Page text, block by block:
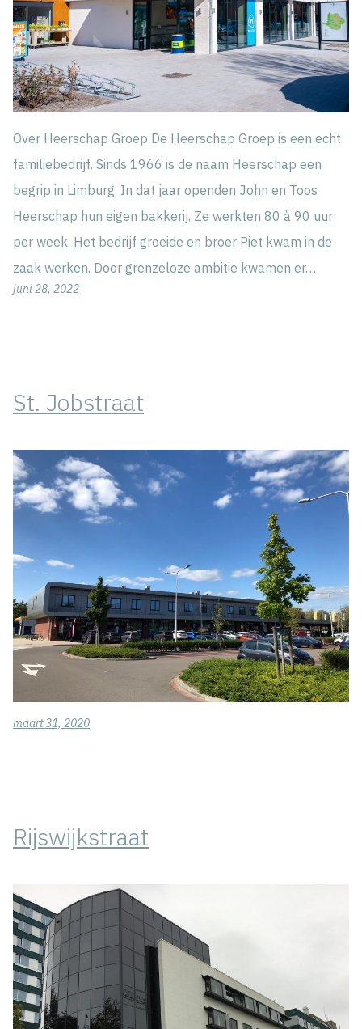
Over Heerschap Groep De Heerschap Groep is een echt
familiebedrijf. Sinds 1966 is de naam Heerschap een
begrip in Limburg. In dat jaar openden John en Toos
Heerschap hun eigen bakkerij. Ze werkten 80 à 90 uur
per week. Het bedrijf groeide en broer Piet kwam in de
zaak werken. Door grenzeloze ambitie kwamen er…
juni 28, 2022
St. Jobstraat
maart 31, 2020
Rijswijkstraat